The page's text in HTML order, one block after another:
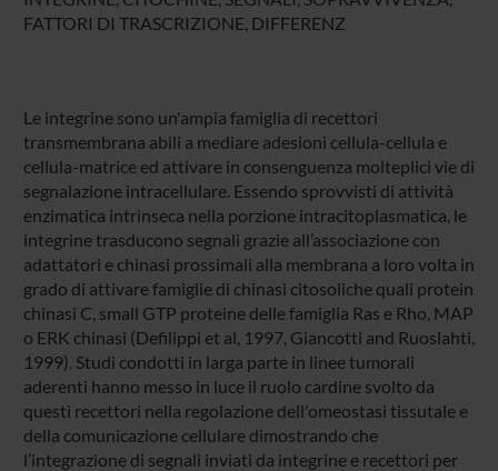
FATTORI DI TRASCRIZIONE, DIFFERENZ
Le integrine sono un'ampia famiglia di recettori
transmembrana abili a mediare adesioni cellula-cellula e
cellula-matrice ed attivare in consenguenza molteplici vie di
segnalazione intracellulare. Essendo sprovvisti di attività
enzimatica intrinseca nella porzione intracitoplasmatica, le
integrine trasducono segnali grazie all’associazione con
adattatori e chinasi prossimali alla membrana a loro volta in
grado di attivare famiglie di chinasi citosoliche quali protein
chinasi C, small GTP proteine delle famiglia Ras e Rho, MAP
o ERK chinasi (Defilippi et al, 1997, Giancotti and Ruoslahti,
1999). Studi condotti in larga parte in linee tumorali
aderenti hanno messo in luce il ruolo cardine svolto da
questi recettori nella regolazione dell'omeostasi tissutale e
della comunicazione cellulare dimostrando che
l’integrazione di segnali inviati da integrine e recettori per